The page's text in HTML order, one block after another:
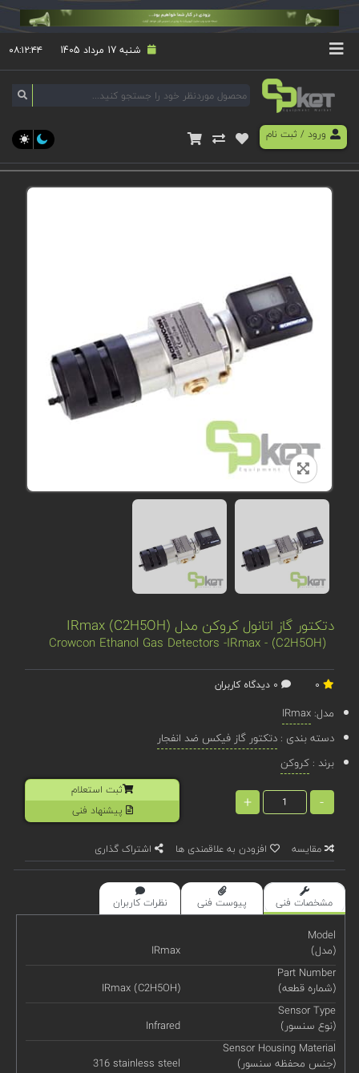
شنبه 17 مرداد 1405 ۰۸:۱۲:۴۴
ورود/ ثبت نام
دتکتور گاز اتانول کروکن مدل IRmax (C2H5OH)
Crowcon Ethanol Gas Detectors -IRmax - (C2H5OH)
مدل:IRmax
دسته بندی :دتکتور گاز فیکس ضد انفجار
برند :کروکن
-
+
ثبت استعلام
پیشنهاد فنی
مقایسه افزودن به علاقمندی ها اشتراک گذاری
مشخصات فنی پیوست فنی نظرات کاربران
Model
(مدل)
IRmax
Part Number
(شماره قطعه)
IRmax (C2H5OH)
Sensor Type
(نوع سنسور)
Infrared
Sensor Housing Material
(جنس محفظه سنسور)
316 stainless steel